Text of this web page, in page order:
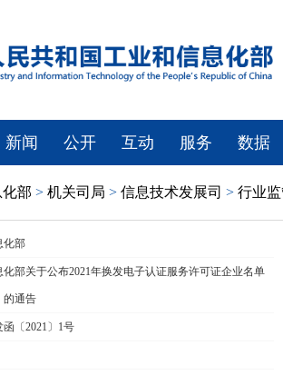
新闻 公开 互动 服务 数据
部 > 机关司局 > 信息技术发展司 > 行业
化部
化部关于公布2021年换发电子认证服务许可证企业名单
的通告
〔2021〕1号